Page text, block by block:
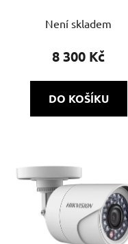
Není skladem
8 300 Kč
DO KOŠÍKU